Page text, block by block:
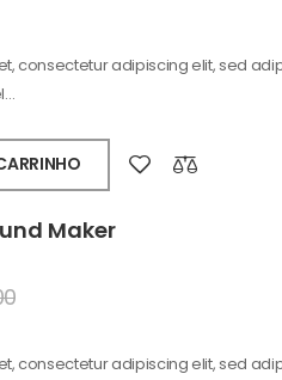
consectetur adipiscing elit, sed
Maker
consectetur adipiscing elit, sed